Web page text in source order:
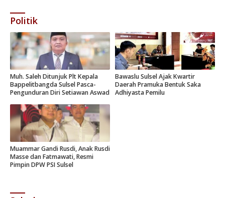
Politik
Muh. Saleh Ditunjuk Plt Kepala
Bappelitbangda Sulsel Pasca-
Pengunduran Diri Setiawan Aswad
Bawaslu Sulsel Ajak Kwartir
Daerah Pramuka Bentuk Saka
Adhiyasta Pemilu
Muammar Gandi Rusdi, Anak Rusdi
Masse dan Fatmawati, Resmi
Pimpin DPW PSI Sulsel